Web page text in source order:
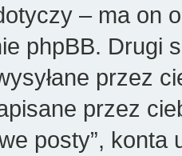
– ma on
phpBB. Drugi
przez
przez
posty”, konta